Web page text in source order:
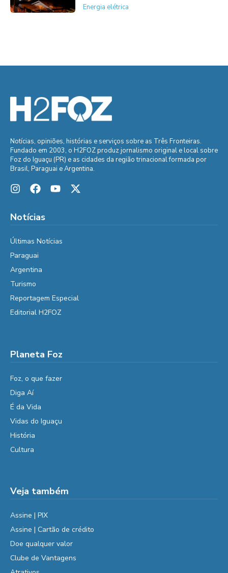
Energia elétrica
Notícias, opiniões, histórias e serviços sobre as Três Fronteiras.
Fundado em 2003, o H2FOZ produz jornalismo original e local sobre
Foz do Iguaçu (PR) e as cidades da região trinacional formada por
Brasil, Paraguai e Argentina.
Notícias
Últimas Notícias
Paraguai
Argentina
Turismo
Reportagem Especial
Editorial H2FOZ
Planeta Foz
Foz, o que fazer
Diga Aí
É da Vida
Vidas do Iguaçu
História
Cultura
Veja também
Assine | PIX
Assine | Cartão de crédito
Doe qualquer valor
Clube de Vantagens